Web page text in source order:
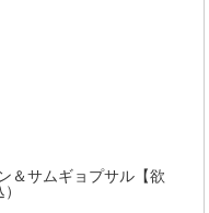
＆サムギョプサル【欲